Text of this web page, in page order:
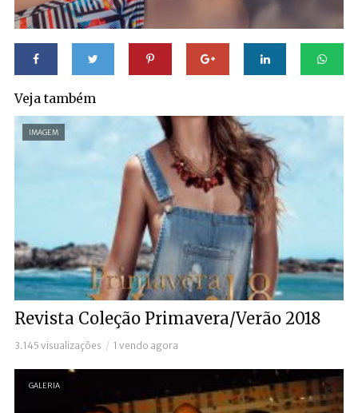
Veja também
IMAGEM
Revista Coleção Primavera/Verão 2018
3.145 visualizações 1 vendo agora
GALERIA